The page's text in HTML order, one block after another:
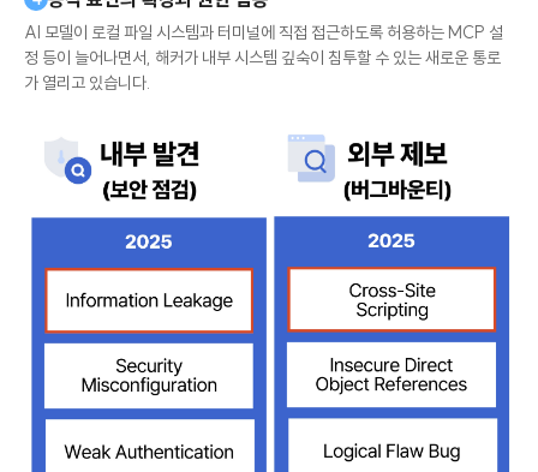
AI 모델이 로컬 파일 시스템과 터미널에 직접 접근하도록 허용하는 MCP 설
정 등이 늘어나면서, 해커가 내부 시스템 깊숙이 침투할 수 있는 새로운 통로
가 열리고 있습니다.